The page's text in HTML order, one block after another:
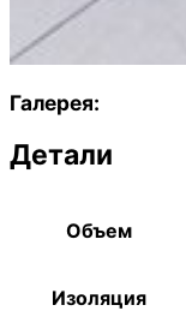
Галерея:
Детали
Объем
Изоляция